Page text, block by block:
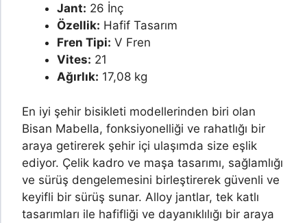
Jant: 26 İnç
Özellik: Hafif Tasarım
Fren Tipi: V Fren
Vites: 21
Ağırlık: 17,08 kg
En iyi şehir bisikleti modellerinden biri olan
Bisan Mabella, fonksiyonelliği ve rahatlığı bir
araya getirerek şehir içi ulaşımda size eşlik
ediyor. Çelik kadro ve maşa tasarımı, sağlamlığı
ve sürüş dengelemesini birleştirerek güvenli ve
keyifli bir sürüş sunar. Alloy jantlar, tek katlı
tasarımları ile hafifliği ve dayanıklılığı bir araya